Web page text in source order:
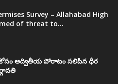
Survey – Allahabad High
of threat to...
అద్వితీయ పోరాటం సలిపిన ధీర